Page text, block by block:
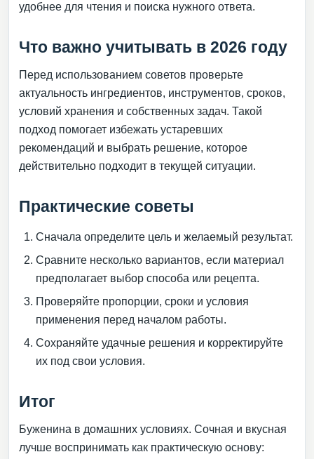
удобнее для чтения и поиска нужного ответа.
Что важно учитывать в 2026 году
Перед использованием советов проверьте
актуальность ингредиентов, инструментов, сроков,
условий хранения и собственных задач. Такой
подход помогает избежать устаревших
рекомендаций и выбрать решение, которое
действительно подходит в текущей ситуации.
Практические советы
Сначала определите цель и желаемый результат.
Сравните несколько вариантов, если материал
предполагает выбор способа или рецепта.
Проверяйте пропорции, сроки и условия
применения перед началом работы.
Сохраняйте удачные решения и корректируйте
их под свои условия.
Итог
Буженина в домашних условиях. Сочная и вкусная
лучше воспринимать как практическую основу: